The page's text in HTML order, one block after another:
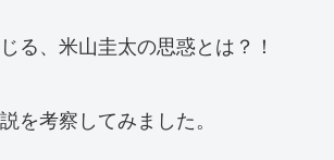
る、米山圭太の思惑とは？！
を考察してみました。